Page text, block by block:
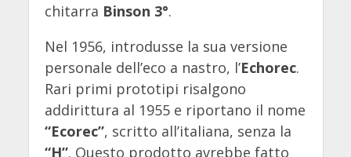
chitarra Binson 3°.
Nel 1956, introdusse la sua versione
personale dell’eco a nastro, l’Echorec.
Rari primi prototipi risalgono
addirittura al 1955 e riportano il nome
“Ecorec”, scritto all’italiana, senza la
“H”. Questo prodotto avrebbe fatto